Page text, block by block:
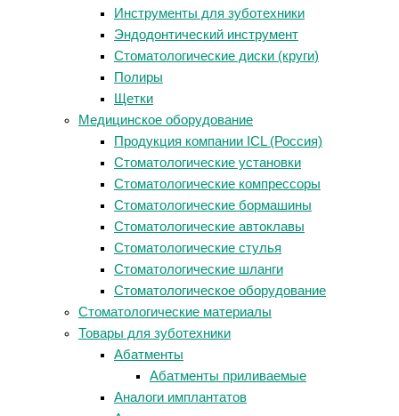
Инструменты для зуботехники
Эндодонтический инструмент
Стоматологические диски (круги)
Полиры
Щетки
Медицинское оборудование
Продукция компании ICL (Россия)
Стоматологические установки
Стоматологические компрессоры
Стоматологические бормашины
Стоматологические автоклавы
Стоматологические стулья
Стоматологические шланги
Стоматологическое оборудование
Стоматологические материалы
Товары для зуботехники
Абатменты
Абатменты приливаемые
Аналоги имплантатов